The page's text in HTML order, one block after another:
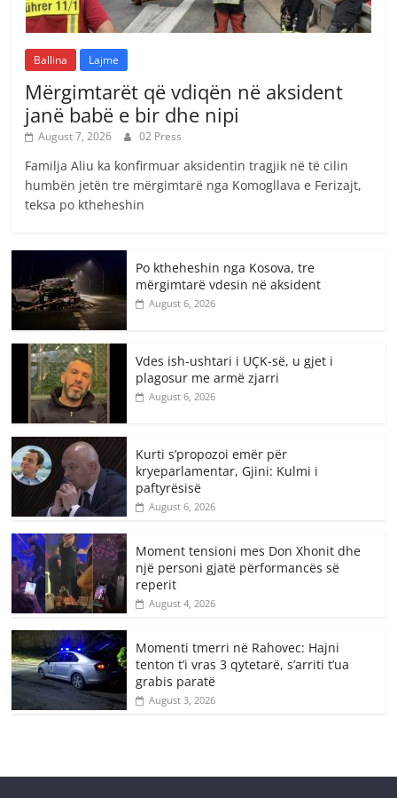
Ballina Lajme
Mërgimtarët që vdiqën në aksident
janë babë e bir dhe nipi
August 7, 2026 02 Press
Familja Aliu ka konfirmuar aksidentin tragjik në të cilin
humbën jetën tre mërgimtarë nga Komogllava e Ferizajt,
teksa po ktheheshin
Po ktheheshin nga Kosova, tre
mërgimtarë vdesin në aksident
August 6, 2026
Vdes ish-ushtari i UÇK-së, u gjet i
plagosur me armë zjarri
August 6, 2026
Kurti s’propozoi emër për
kryeparlamentar, Gjini: Kulmi i
paftyrësisë
August 6, 2026
Moment tensioni mes Don Xhonit dhe
një personi gjatë përformancës së
reperit
August 4, 2026
Momenti tmerri në Rahovec: Hajni
tenton t’i vras 3 qytetarë, s’arriti t’ua
grabis paratë
August 3, 2026